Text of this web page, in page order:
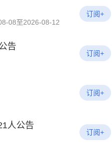
08至2026-08-12
订阅+
告
订阅+
订阅+
人公告
订阅+